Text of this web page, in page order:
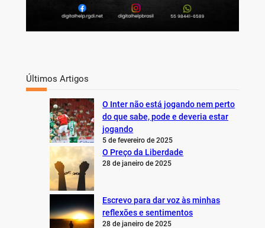
Últimos Artigos
O Inter não está jogando nem perto
do que sabe, pode e deveria estar
jogando
5 de fevereiro de 2025
O Preço da Liberdade
28 de janeiro de 2025
Escrevo para dar voz às minhas
reflexões e sentimentos
28 de janeiro de 2025